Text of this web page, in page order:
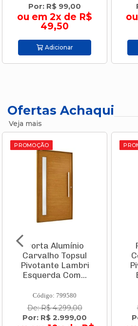
Por: R$ 99,00
ou em 2x de R$
49,50
Adicionar
Ofertas Achaqui
Veja mais
PROMOÇÃO
Porta Alumínio
Carvalho Topsul
Pivotante Lambri
Esquerda Com...
Código: 799580
De: R$ 4.299,00
Por: R$ 2.999,00